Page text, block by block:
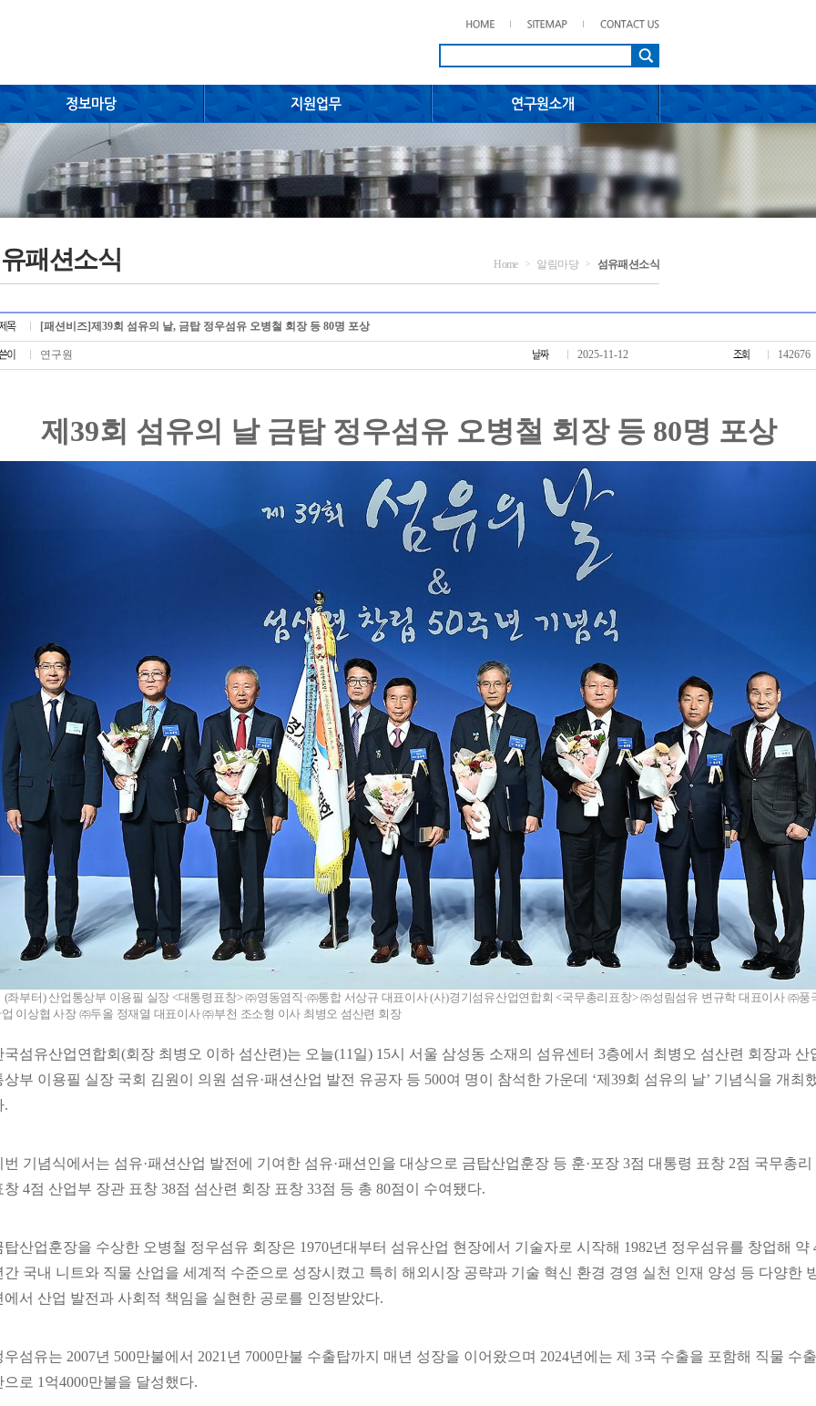
패션소식 Home > 알림마당 > 섬유패션소식
[패션비즈]제39회 섬유의 날, 금탑 정우섬유 오병철 회장 등 80명 포상
연구원 2025-11-12 142676
제39회 섬유의 날 금탑 정우섬유 오병철 회장 등 80명 포상
좌부터) 산업통상부 이용필 실장 <대통령표창> ㈜영동염직·㈜통합 서상규 대표이사 (사)경기섬유산업연합회 <국무총리표창> ㈜성림섬유 변규학 대표이사 ㈜풍
이상협 사장 ㈜두올 정재열 대표이사 ㈜부천 조소형 이사 최병오 섬산련 회장
국섬유산업연합회(회장 최병오 이하 섬산련)는 오늘(11일) 15시 서울 삼성동 소재의 섬유센터 3층에서 최병오 섬산련 회장과 산
상부 이용필 실장 국회 김원이 의원 섬유·패션산업 발전 유공자 등 500여 명이 참석한 가운데 ‘제39회 섬유의 날’ 기념식을 개최
.
번 기념식에서는 섬유·패션산업 발전에 기여한 섬유·패션인을 대상으로 금탑산업훈장 등 훈·포장 3점 대통령 표창 2점 국무총리
창 4점 산업부 장관 표창 38점 섬산련 회장 표창 33점 등 총 80점이 수여됐다.
탑산업훈장을 수상한 오병철 정우섬유 회장은 1970년대부터 섬유산업 현장에서 기술자로 시작해 1982년 정우섬유를 창업해 약
간 국내 니트와 직물 산업을 세계적 수준으로 성장시켰고 특히 해외시장 공략과 기술 혁신 환경 경영 실천 인재 양성 등 다양한
에서 산업 발전과 사회적 책임을 실현한 공로를 인정받았다.
우섬유는 2007년 500만불에서 2021년 7000만불 수출탑까지 매년 성장을 이어왔으며 2024년에는 제 3국 수출을 포함해 직물 수출
으로 1억4000만불을 달성했다.